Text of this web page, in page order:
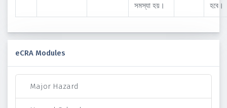
সমস্যা হয়।
হবে।
eCRA Modules
Major Hazard